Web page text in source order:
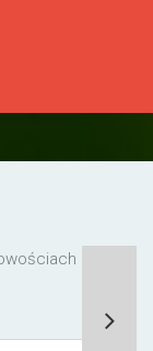
lub o